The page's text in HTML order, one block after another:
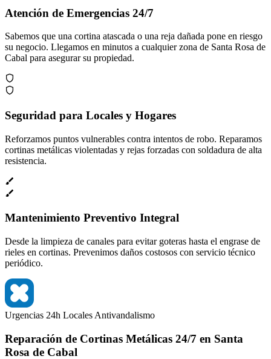
Atención de Emergencias 24/7
Sabemos que una cortina atascada o una reja dañada pone en riesgo
su negocio. Llegamos en minutos a cualquier zona de Santa Rosa de
Cabal para asegurar su propiedad.
Seguridad para Locales y Hogares
Reforzamos puntos vulnerables contra intentos de robo. Reparamos
cortinas metálicas violentadas y rejas forzadas con soldadura de alta
resistencia.
Mantenimiento Preventivo Integral
Desde la limpieza de canales para evitar goteras hasta el engrase de
rieles en cortinas. Prevenimos daños costosos con servicio técnico
periódico.
Urgencias 24h Locales Antivandalismo
Reparación de Cortinas Metálicas 24/7 en Santa
Rosa de Cabal